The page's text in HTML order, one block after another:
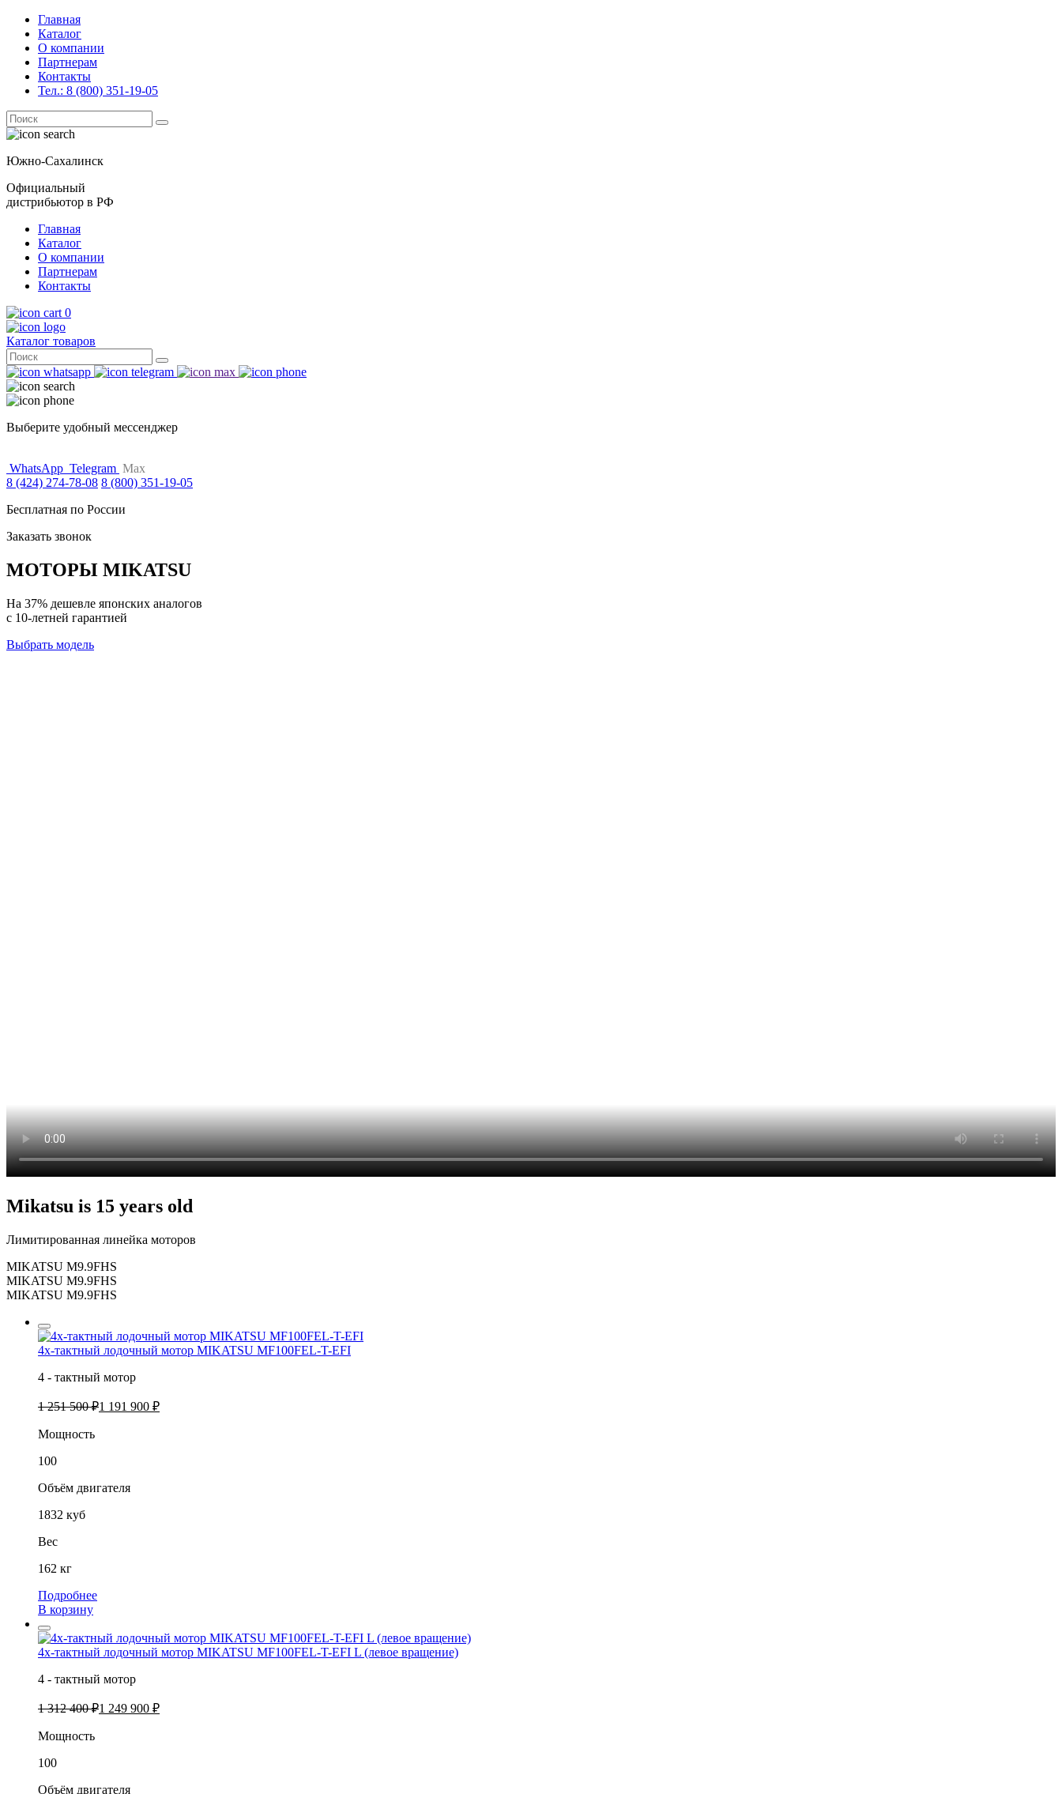
Главная
Каталог
О компании
Партнерам
Контакты
Тел.: 8 (800) 351-19-05
Поиск
for:
Южно-Сахалинск
Официальный
дистрибьютор в РФ
Главная
Каталог
О компании
Партнерам
Контакты
0
Каталог товаров
Поиск
for:
Выберите удобный мессенджер
WhatsApp Telegram Max
8 (424) 274-78-08 8 (800) 351-19-05
Бесплатная по России
Заказать звонок
МОТОРЫ MIKATSU
На 37% дешевле японских аналогов
с 10-летней гарантией
Выбрать модель
Mikatsu is 15 years old
Лимитированная линейка моторов
MIKATSU M9.9FHS
MIKATSU M9.9FHS
MIKATSU M9.9FHS
4х-тактный лодочный мотор MIKATSU MF100FEL-T-EFI
4 - тактный мотор
1 251 500 ₽1 191 900 ₽
Мощность
100
Объём двигателя
1832 куб
Вес
162 кг
Подробнее
В корзину
4х-тактный лодочный мотор MIKATSU MF100FEL-T-EFI L (левое вращение)
4 - тактный мотор
1 312 400 ₽1 249 900 ₽
Мощность
100
Объём двигателя